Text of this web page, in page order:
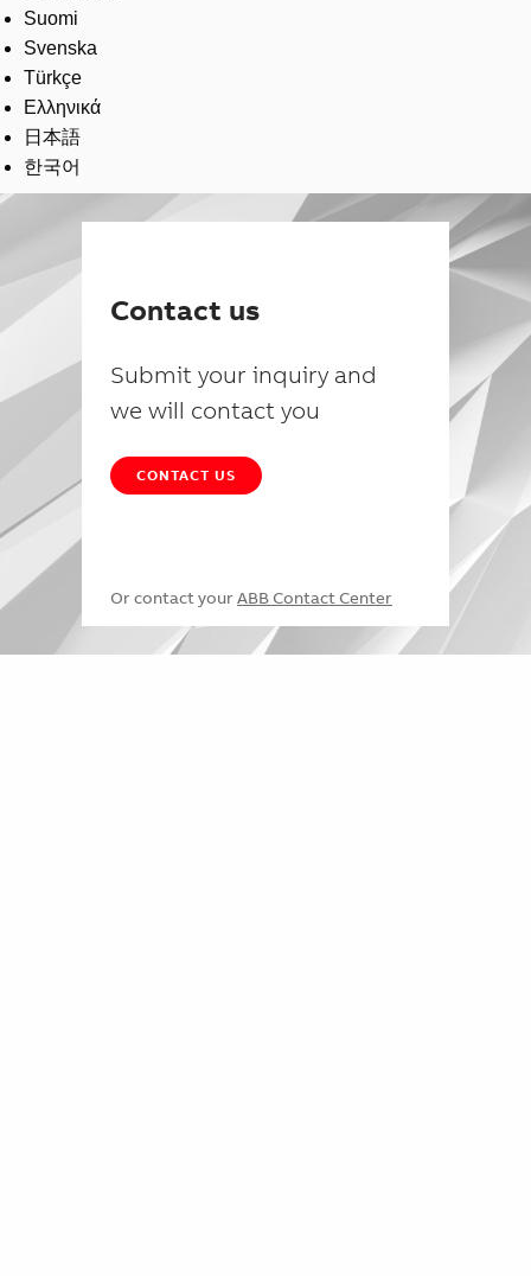
Suomi
Svenska
Türkçe
Ελληνικά
日本語
한국어
Contact us
Submit your inquiry and
we will contact you
CONTACT US
Or contact your ABB Contact Center